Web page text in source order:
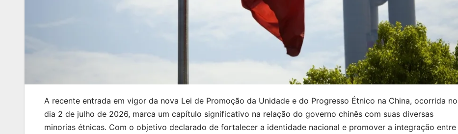
A recente entrada em vigor da nova Lei de Promoção da Unidade e do Progresso Étnico na China, ocorrida no
dia 2 de julho de 2026, marca um capítulo significativo na relação do governo chinês com suas diversas
minorias étnicas. Com o objetivo declarado de fortalecer a identidade nacional e promover a integração entre